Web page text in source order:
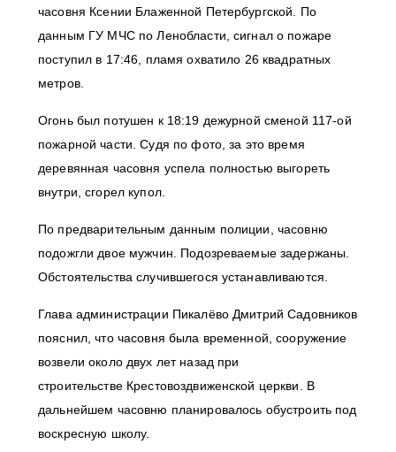
часовня Ксении Блаженной Петербургской. По
данным ГУ МЧС по Ленобласти, сигнал о пожаре
поступил в 17:46, пламя охватило 26 квадратных
метров.
Огонь был потушен к 18:19 дежурной сменой 117-ой
пожарной части. Судя по фото, за это время
деревянная часовня успела полностью выгореть
внутри, сгорел купол.
По предварительным данным полиции, часовню
подожгли двое мужчин. Подозреваемые задержаны.
Обстоятельства случившегося устанавливаются.
Глава администрации Пикалёво Дмитрий Садовников
пояснил, что часовня была временной, сооружение
возвели около двух лет назад при
строительстве Крестовоздвиженской церкви. В
дальнейшем часовню планировалось обустроить под
воскресную школу.